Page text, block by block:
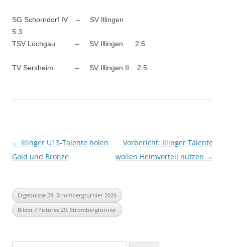
SG Schorndorf IV – SV Illingen
5:3
TSV Löchgau – SV Illingen 2:6
TV Sersheim – SV Illingen II 2:5
Beitragsnavigation
← Illinger U13-Talente holen
Gold und Bronze
Vorbericht: Illinger Talente
wollen Heimvorteil nutzen →
Ergebnisse 29. Strombergturnier 2026
Bilder / Pictures 29. Strombergturnier